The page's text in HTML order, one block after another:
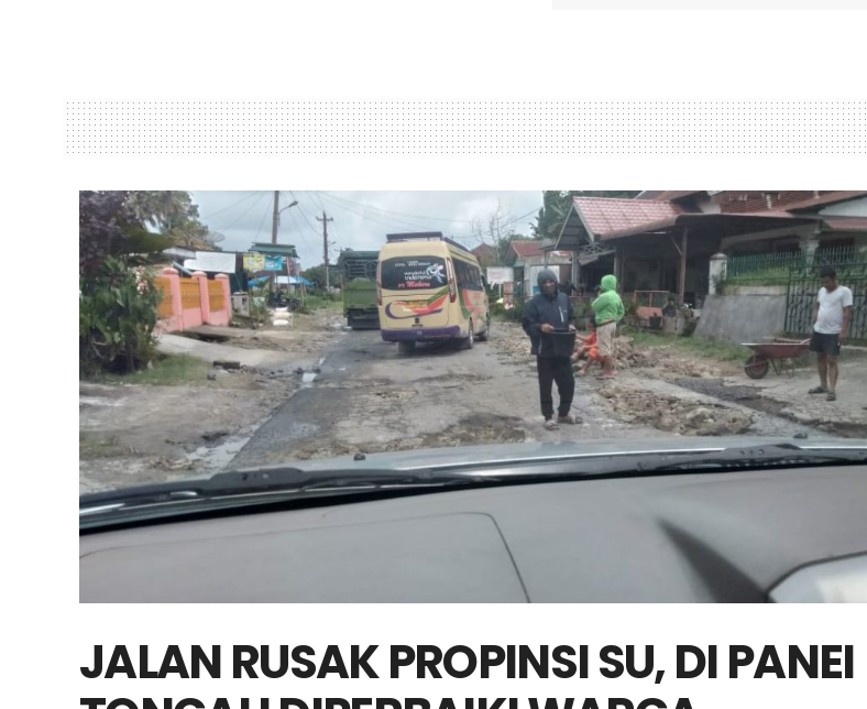
JALAN RUSAK PROPINSI SU, DI PANEI